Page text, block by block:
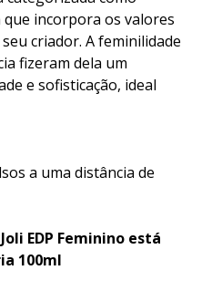
incorpora os valores
criador. A feminilidade
fizeram dela um
e sofisticação, ideal
a uma distância de
EDP Feminino est
100ml